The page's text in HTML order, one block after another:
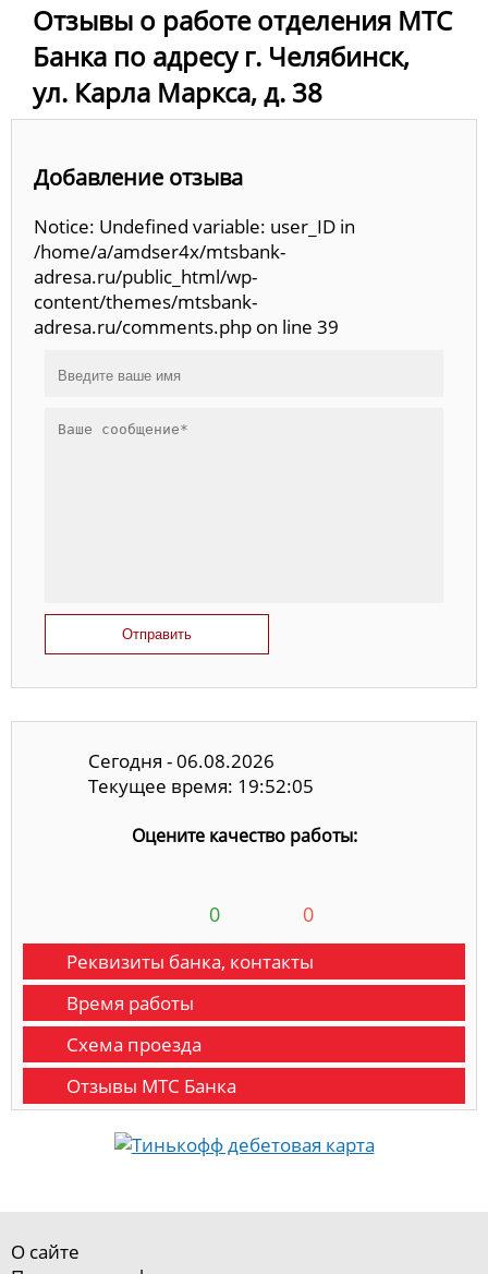
Отзывы о работе отделения МТС
Банка по адресу г. Челябинск,
ул. Карла Маркса, д. 38
Добавление отзыва
Notice: Undefined variable: user_ID in
/home/a/amdser4x/mtsbank-
adresa.ru/public_html/wp-
content/themes/mtsbank-
adresa.ru/comments.php on line 39
Отправить
Сегодня - 06.08.2026
Текущее время: 19:52:05
Оцените качество работы:
0 0
Реквизиты банка, контакты
Время работы
Схема проезда
Отзывы МТС Банка
О сайте